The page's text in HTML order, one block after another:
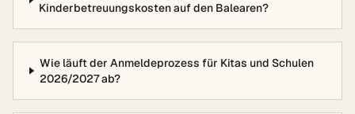
Kinderbetreuungskosten auf den Balearen?
Wie läuft der Anmeldeprozess für Kitas und Schulen
2026/2027 ab?